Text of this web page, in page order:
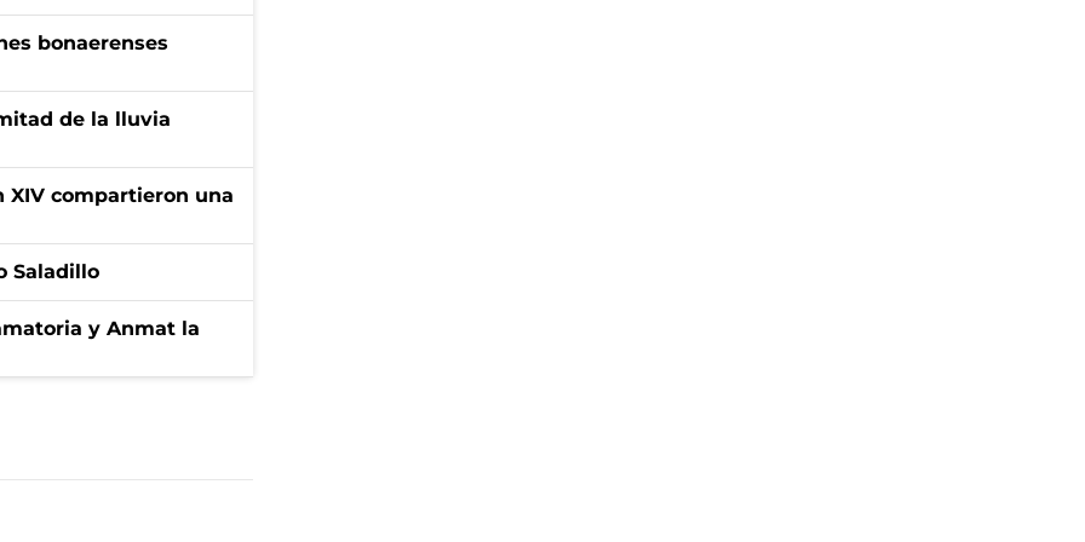
bonaerenses
de la lluvia
XIV compartieron una
Saladillo
y Anmat la